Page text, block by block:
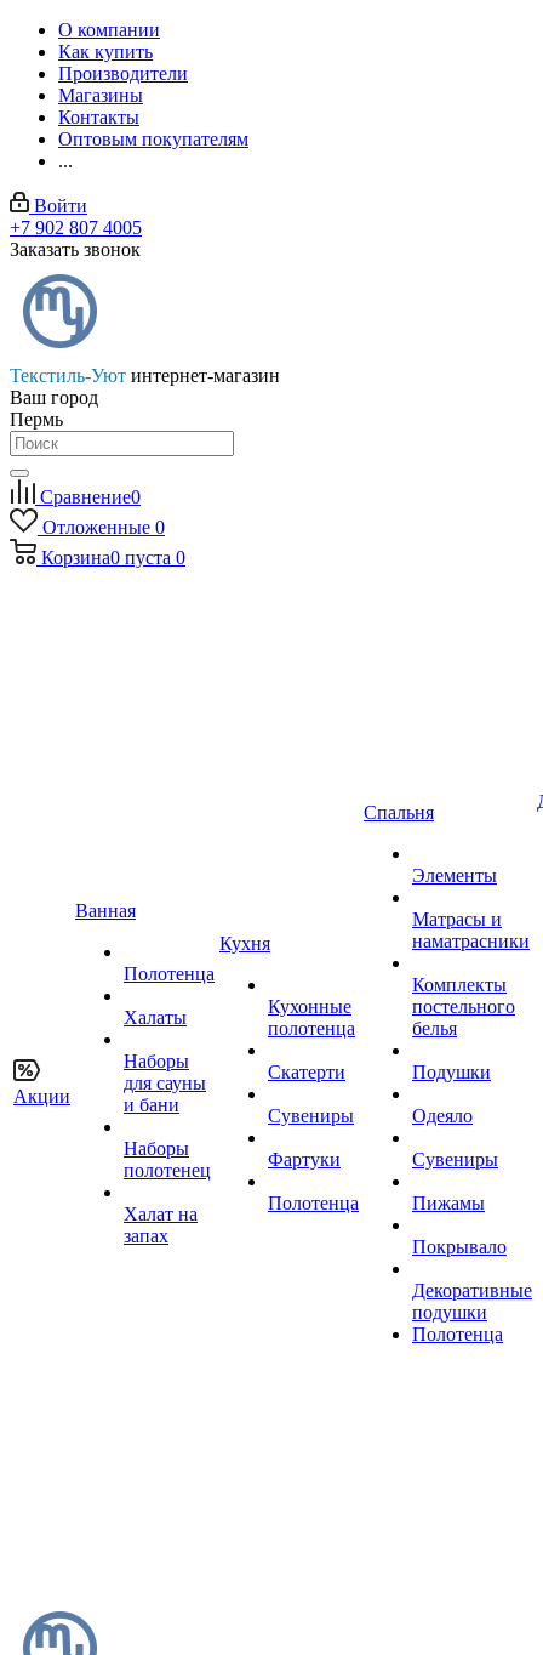
О компании
Как купить
Производители
Магазины
Контакты
Оптовым покупателям
...
Войти
+7 902 807 4005
Заказать звонок
Текстиль-Уют интернет-магазин
Ваш город
Пермь
Сравнение0
Отложенные 0
Корзина0 пуста 0
Акции
Ванная
Полотенца
Халаты
Наборы
для сауны
и бани
Наборы
полотенец
Халат на
запах
Кухня
Кухонные
полотенца
Скатерти
Сувениры
Фартуки
Полотенца
Спальня
Элементы
Матрасы и
наматрасники
Комплекты
постельного
белья
Подушки
Одеяло
Сувениры
Пижамы
Покрывало
Декоративные
подушки
Полотенца